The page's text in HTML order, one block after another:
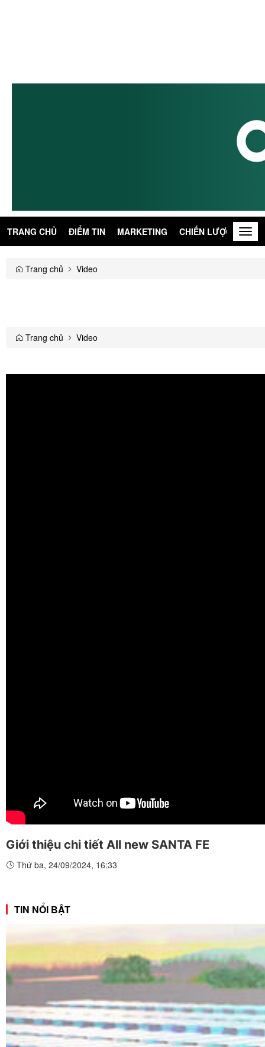
TRANG CHỦ ĐIỂM TIN MARKETING CHIẾN LƯỢC
Trang chủ Video
Trang chủ Video
Giới thiệu chi tiết All new SANTA FE
Thứ ba, 24/09/2024, 16:33
TIN NỔI BẬT